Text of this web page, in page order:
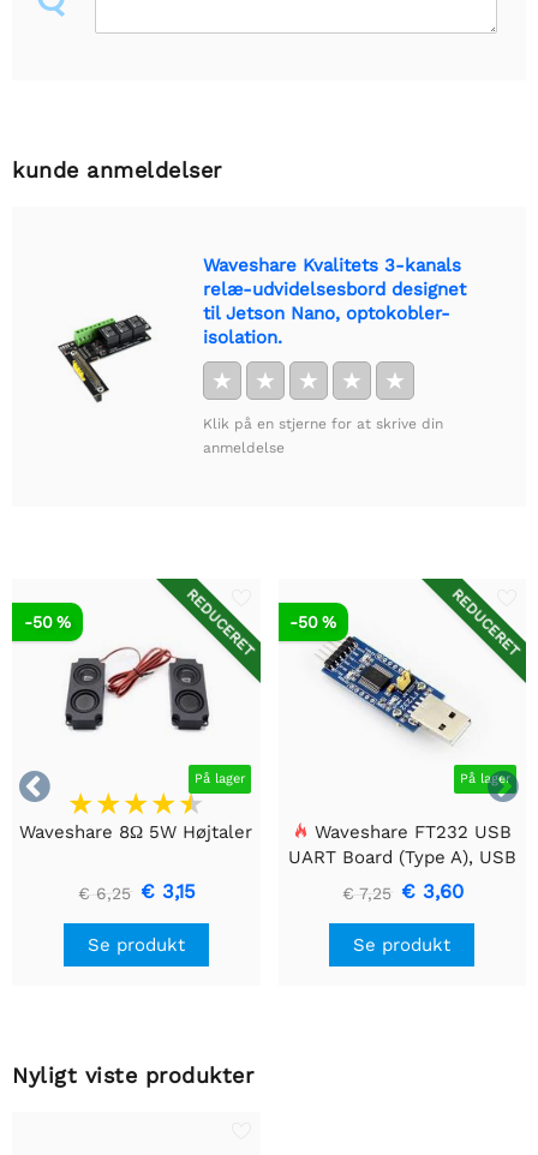
kunde anmeldelser
Waveshare Kvalitets 3-kanals
relæ-udvidelsesbord designet
til Jetson Nano, optokobler-
isolation.
★ ★ ★ ★ ★
Klik på en stjerne for at skrive din
anmeldelse


REDUCERET
På lager
-50 %
Waveshare 8Ω 5W Højtaler
€ 6,25 € 3,15
Se produkt
REDUCERET
På lager
-50 %
Waveshare FT232 USB
UART Board (Type A), USB
til TTL (UART)
kommunikationsmodul
€ 7,25 € 3,60
Se produkt
Nyligt viste produkter